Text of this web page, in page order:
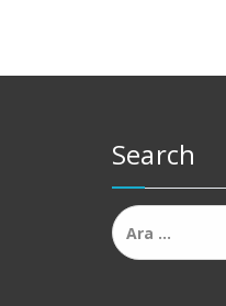
Search
Arama: